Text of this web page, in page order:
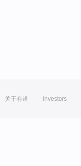
关于有道 Investors